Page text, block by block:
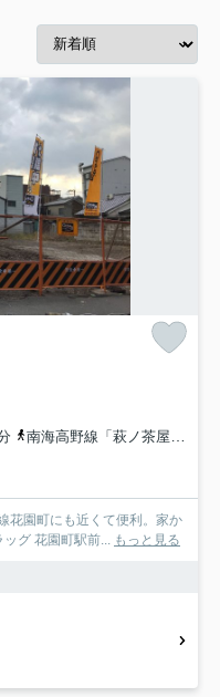
南海高野線「萩ノ茶屋」駅 徒歩8分
園町にも近くて便利。家か
グ 花園町駅前... もっと見る